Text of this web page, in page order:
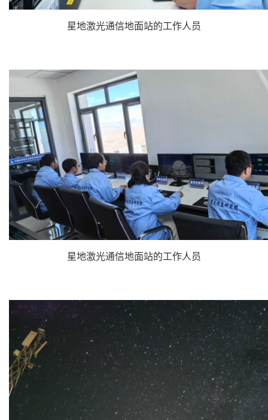
星地激光通信地面站的工作人员
星地激光通信地面站的工作人员